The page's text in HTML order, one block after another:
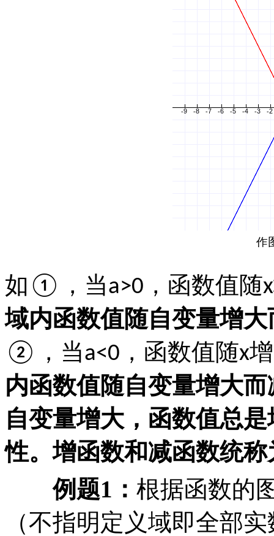
如 ① ，当a>0 ，函数值随x
域内函数值随自变量增
② ，当a<0 ，函数值随x
内函数值随自变量增大
自变量增大，函数值总
性。增函数和减函数统
例题1 ： 根据函数的
（不指明定义域即全部